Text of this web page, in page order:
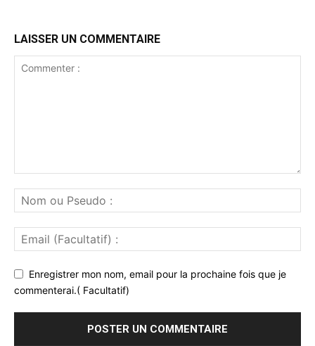
LAISSER UN COMMENTAIRE
Enregistrer mon nom, email pour la prochaine fois que je
commenterai.( Facultatif)